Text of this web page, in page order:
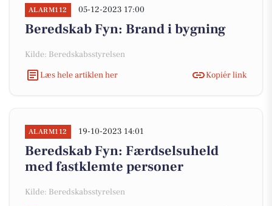
ALARM112 05-12-2023 17:00
Beredskab Fyn: Brand i bygning
Kilde: Beredskabsstyrelsen
Læs hele artiklen her
Kopiér link
ALARM112 19-10-2023 14:01
Beredskab Fyn: Færdselsuheld
med fastklemte personer
Kilde: Beredskabsstyrelsen